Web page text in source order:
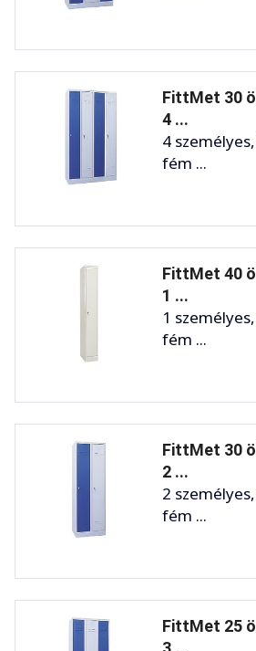
FittMet 30
4 ...
4
fém ...
FittMet 40
1 ...
1
fém ...
FittMet 30
2 ...
2
fém ...
FittMet 25